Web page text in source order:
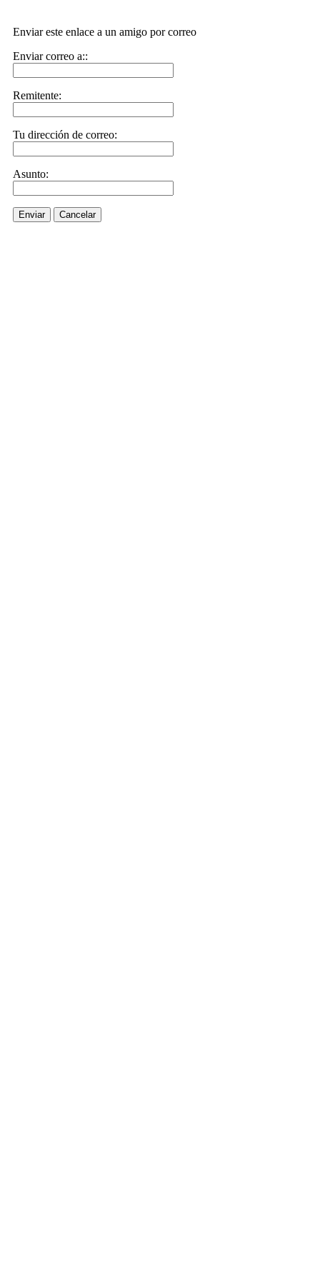
Enviar este enlace a un amigo por correo
Enviar correo a::
Remitente:
Tu dirección de correo:
Asunto:
Enviar Cancelar